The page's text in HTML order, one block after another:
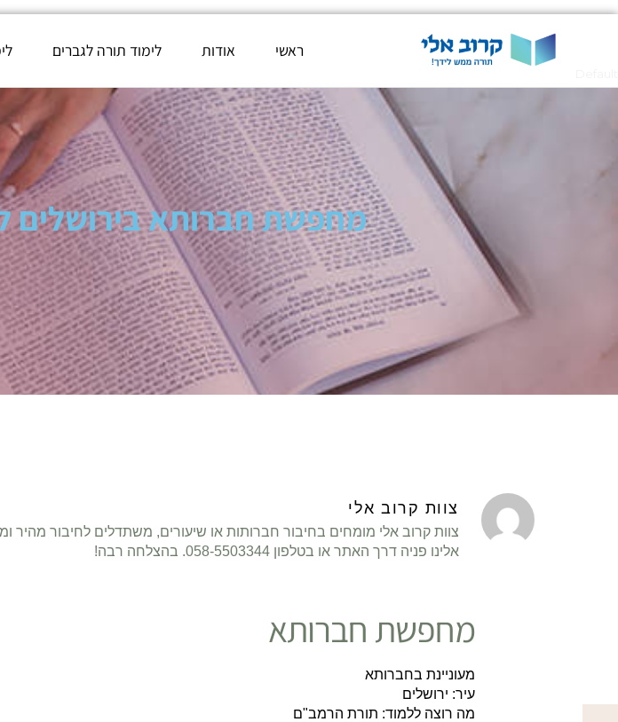
ראשי אודות לימוד תורה לגברים
מחפשת חברותא בירושלים
צוות קרוב אלי
צוות קרוב אלי מומחים בחיבור חברותות או שיעורים, משתדלים לחיבור מהיר
אלינו פניה דרך האתר או בטלפון 058-5503344. בהצלחה רבה!
מחפשת חברותא
מעוניינת בחברותא
עיר: ירושלים
מה רוצה ללמוד: תורת הרמב"ם